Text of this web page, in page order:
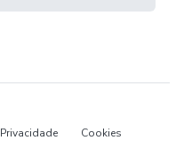
Privacidade Cookies